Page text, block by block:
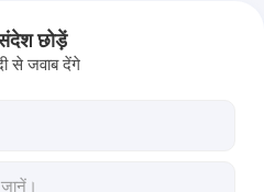
छोड़ें
से जवाब देंगे